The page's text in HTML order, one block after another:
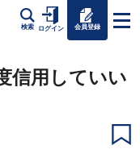
検索 ログイン 会員登録
信用していい